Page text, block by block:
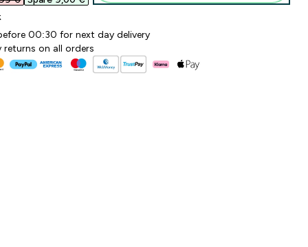
00:30 for next day delivery
returns on all orders